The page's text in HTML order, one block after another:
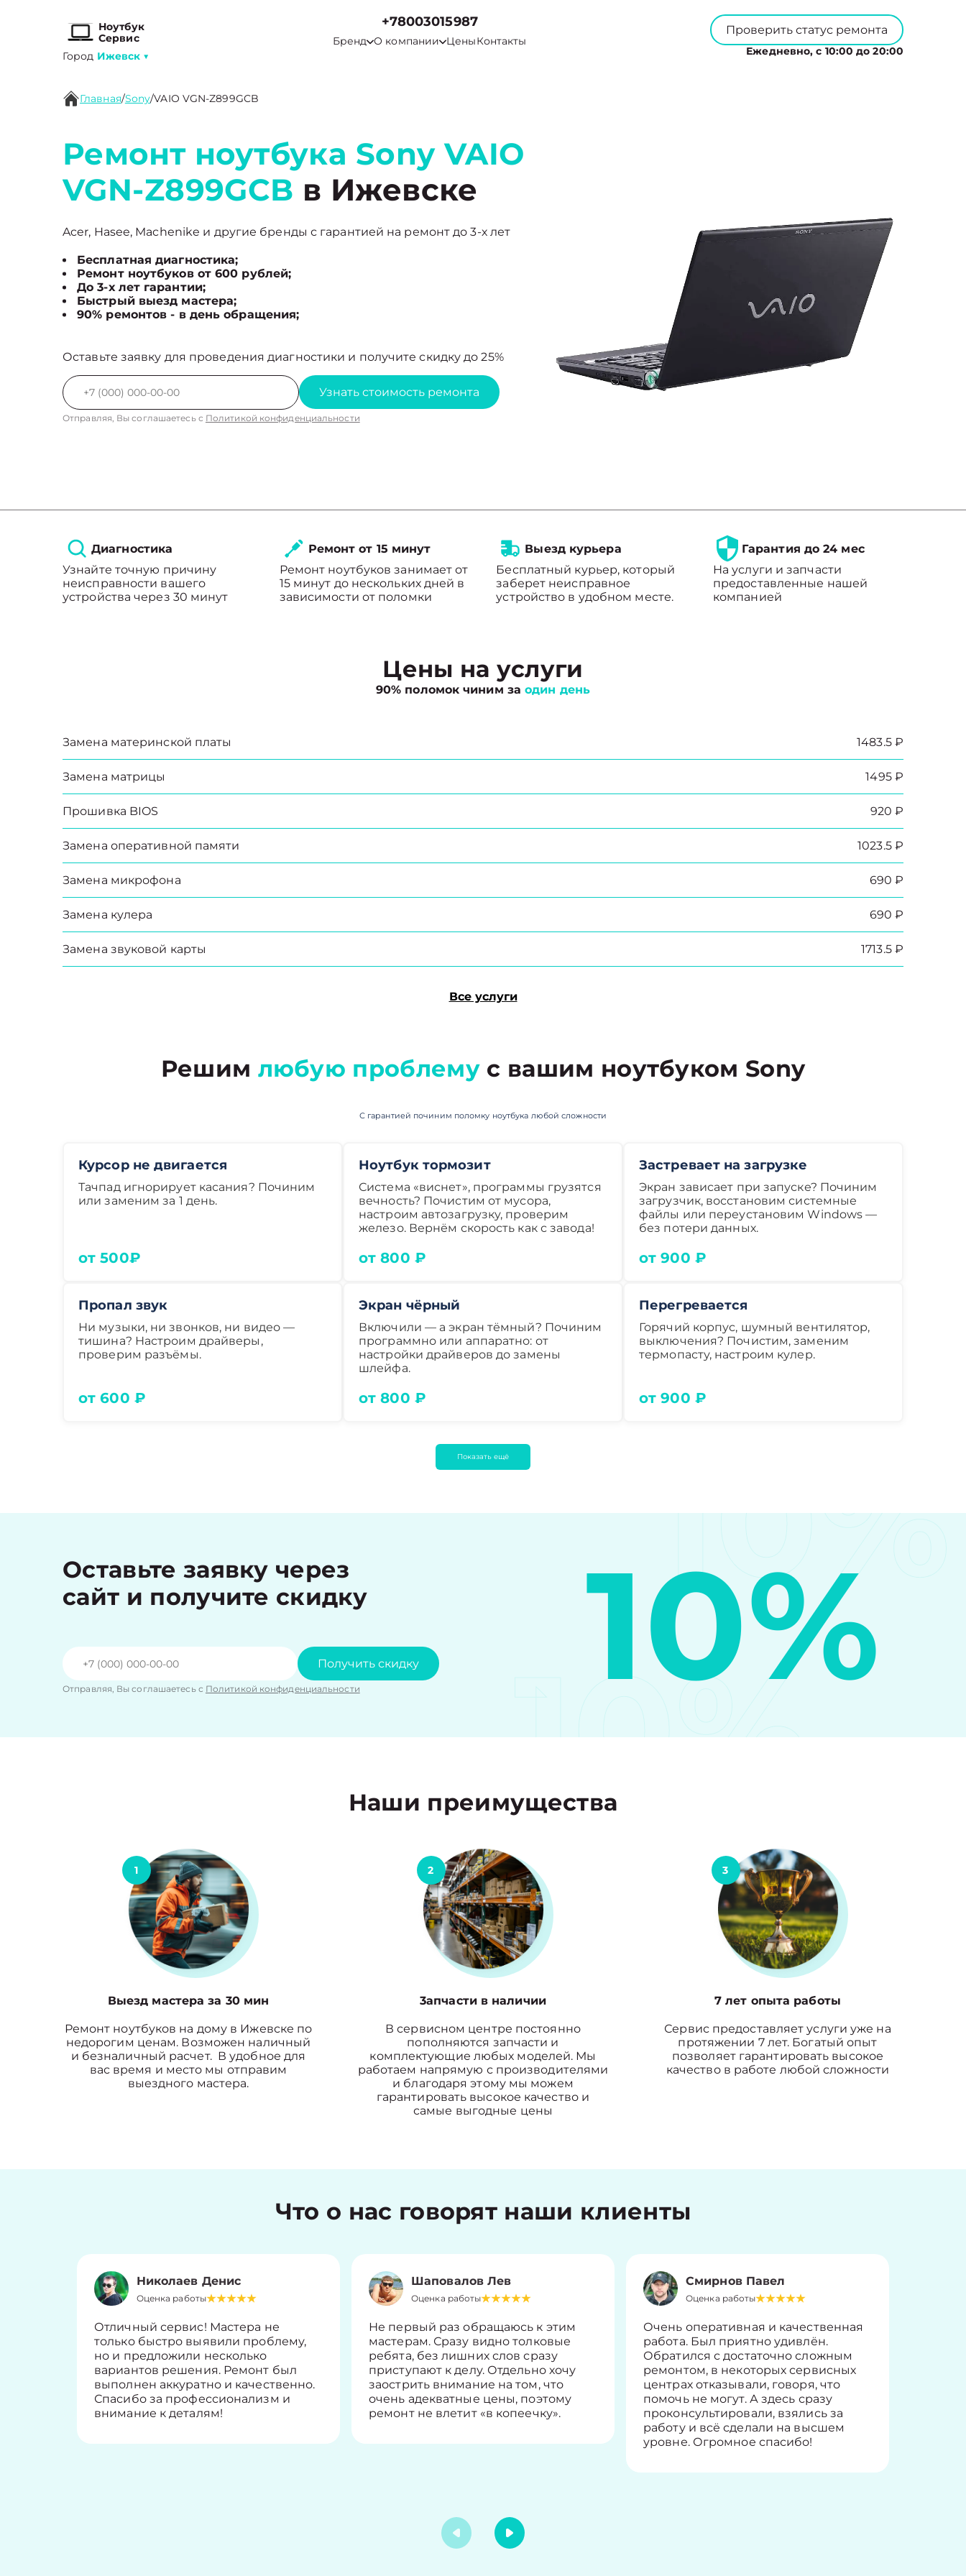
Ноутбук
Сервис
Город Ижевск ▼
+78003015987
Бренд О компании ЦеныКонтакты
Проверить статус ремонта
Ежедневно, с 10:00 до 20:00
Главная/Sony/VAIO VGN-Z899GCB
Ремонт ноутбука Sony VAIO
VGN-Z899GCB в Ижевске
Acer, Hasee, Machenike и другие бренды с гарантией на ремонт до 3-х лет
Бесплатная диагностика;
Ремонт ноутбуков от 600 рублей;
До 3-х лет гарантии;
Быстрый выезд мастера;
90% ремонтов - в день обращения;
Оставьте заявку для проведения диагностики и получите скидку до 25%
Узнать стоимость ремонта
Отправляя, Вы соглашаетесь с Политикой конфиденциальности
Диагностика
Узнайте точную причину
неисправности вашего
устройства через 30 минут
Ремонт от 15 минут
Ремонт ноутбуков занимает от
15 минут до нескольких дней в
зависимости от поломки
Выезд курьера
Бесплатный курьер, который
заберет неисправное
устройство в удобном месте.
Гарантия до 24 мес
На услуги и запчасти
предоставленные нашей
компанией
Цены на услуги
90% поломок чиним заодин день
Замена материнской платы 1483.5 ₽
Замена матрицы 1495 ₽
Прошивка BIOS 920 ₽
Замена оперативной памяти 1023.5 ₽
Замена микрофона 690 ₽
Замена кулера 690 ₽
Замена звуковой карты 1713.5 ₽
Все услуги
Решим любую проблему с вашим ноутбуком Sony
С гарантией починим поломку ноутбука любой сложности
Курсор не двигается
Тачпад игнорирует касания? Починим
или заменим за 1 день.
от 500₽
Ноутбук тормозит
Система «виснет», программы грузятся
вечность? Почистим от мусора,
настроим автозагрузку, проверим
железо. Вернём скорость как с завода!
от 800 ₽
Застревает на загрузке
Экран зависает при запуске? Починим
загрузчик, восстановим системные
файлы или переустановим Windows —
без потери данных.
от 900 ₽
Пропал звук
Ни музыки, ни звонков, ни видео —
тишина? Настроим драйверы,
проверим разъёмы.
от 600 ₽
Экран чёрный
Включили — а экран тёмный? Починим
программно или аппаратно: от
настройки драйверов до замены
шлейфа.
от 800 ₽
Перегревается
Горячий корпус, шумный вентилятор,
выключения? Почистим, заменим
термопасту, настроим кулер.
от 900 ₽
Показать ещё
Оставьте заявку через
сайт и получите скидку
Получить скидку
Отправляя, Вы соглашаетесь с Политикой конфиденциальности 10%
10%
10%
Наши преимущества
1
Выезд мастера за 30 мин
Ремонт ноутбуков на дому в Ижевске по
недорогим ценам. Возможен наличный
и безналичный расчет. В удобное для
вас время и место мы отправим
выездного мастера.
2
3апчасти в наличии
В сервисном центре постоянно
пополняются запчасти и
комплектующие любых моделей. Мы
работаем напрямую с производителями
и благодаря этому мы можем
гарантировать высокое качество и
самые выгодные цены
3
7 лет опыта работы
Сервис предоставляет услуги уже на
протяжении 7 лет. Богатый опыт
позволяет гарантировать высокое
качество в работе любой сложности
Что о нас говорят наши клиенты
Николаев Денис
Оценка работы
Отличный сервис! Мастера не
только быстро выявили проблему,
но и предложили несколько
вариантов решения. Ремонт был
выполнен аккуратно и качественно.
Спасибо за профессионализм и
внимание к деталям!
Шаповалов Лев
Оценка работы
Не первый раз обращаюсь к этим
мастерам. Сразу видно толковые
ребята, без лишних слов сразу
приступают к делу. Отдельно хочу
заострить внимание на том, что
очень адекватные цены, поэтому
ремонт не влетит «в копеечку».
Смирнов Павел
Оценка работы
Очень оперативная и качественная
работа. Был приятно удивлён.
Обратился с достаточно сложным
ремонтом, в некоторых сервисных
центрах отказывали, говоря, что
помочь не могут. А здесь сразу
проконсультировали, взялись за
работу и всё сделали на высшем
уровне. Огромное спасибо!